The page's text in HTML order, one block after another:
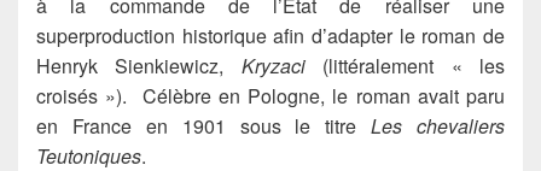
superproduction historique afin d’adapter le roman de
Henryk Sienkiewicz, Kryzaci(littéralement « les
croisés »). Célèbre en Pologne, le roman avait paru
en France en 1901 sous le titreLes chevaliers
Teutoniques.